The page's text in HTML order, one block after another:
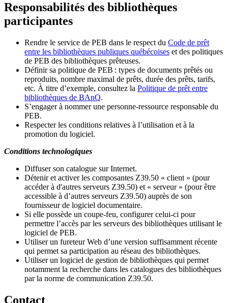
Responsabilités des bibliothèques
participantes
Rendre le service de PEB dans le respect du Code de prêt
entre les bibliothèques publiques québécoises et des politiques
de PEB des bibliothèques prêteuses.
Définir sa politique de PEB : types de documents prêtés ou
reproduits, nombre maximal de prêts, durée des prêts, tarifs,
etc. À titre d’exemple, consultez la Politique de prêt entre
bibliothèques de BAnQ.
S’engager à nommer une personne-ressource responsable du
PEB.
Respecter les conditions relatives à l’utilisation et à la
promotion du logiciel.
Conditions technologiques
Diffuser son catalogue sur Internet.
Détenir et activer les composantes Z39.50 « client » (pour
accéder à d'autres serveurs Z39.50) et « serveur » (pour être
accessible à d’autres serveurs Z39.50) auprès de son
fournisseur de logiciel documentaire.
Si elle possède un coupe-feu, configurer celui-ci pour
permettre l’accès par les serveurs des bibliothèques utilisant le
logiciel de PEB.
Utiliser un fureteur Web d’une version suffisamment récente
qui permet sa participation au réseau des bibliothèques.
Utiliser un logiciel de gestion de bibliothèques qui permet
notamment la recherche dans les catalogues des bibliothèques
par la norme de communication Z39.50.
Contact